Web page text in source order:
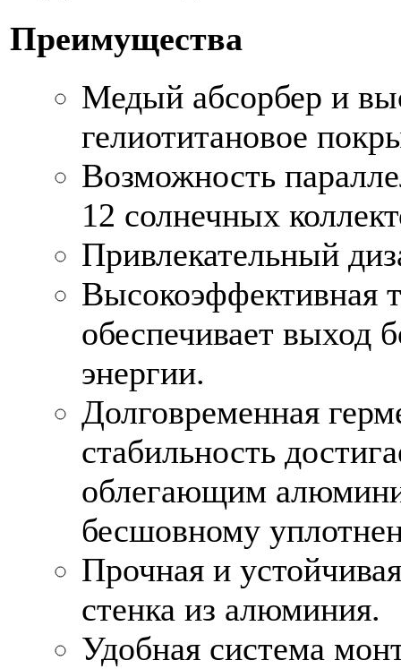
Преимущества
Медый абсорбер и
гелиотитановое
Возможность
12 солнечных
Привлекательный
Высокоэффективная
обеспечивает выход
энергии.
Долговременная
стабильность
облегающим
бесшовному
Прочная и
стенка из алюминия.
Удобная система